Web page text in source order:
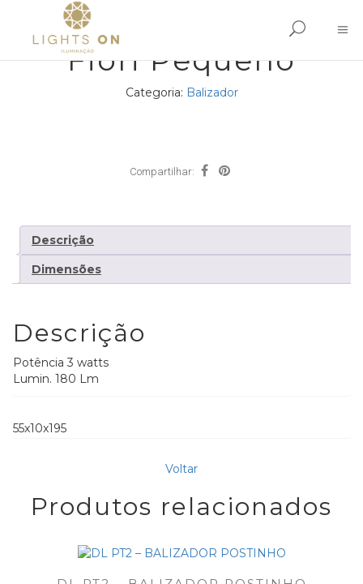
Fiori Pequeno
Categoria: Balizador
Compartilhar:
Descrição
Dimensões
Descrição
Potência 3 watts
Lumin. 180 Lm
55x10x195
Voltar
Produtos relacionados